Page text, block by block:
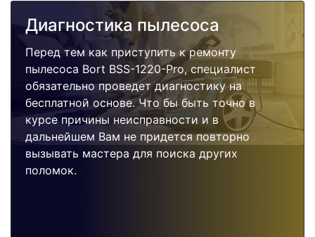
Диагностика пылесоса
Перед тем как приступить к ремонту
пылесоса Bort BSS-1220-Pro, специалист
обязательно проведет диагностику на
бесплатной основе. Что бы быть точно в
курсе причины неисправности и в
дальнейшем Вам не придется повторно
вызывать мастера для поиска других
поломок.